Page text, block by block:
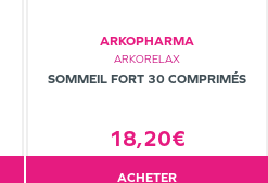
ARKOPHARMA
ARKORELAX
SOMMEIL FORT 30 COMPRIMÉS
18,20€
ACHETER